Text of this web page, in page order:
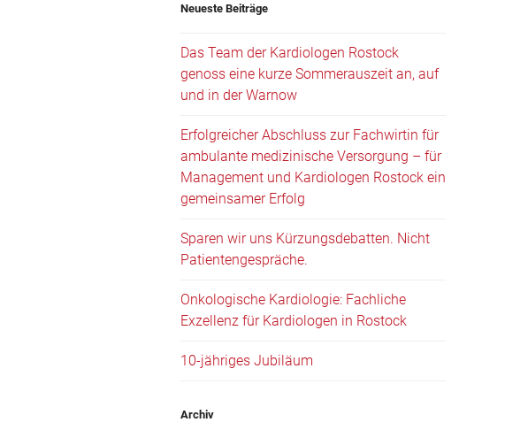
Neueste Beiträge
Das Team der Kardiologen Rostock
genoss eine kurze Sommerauszeit an, auf
und in der Warnow
Erfolgreicher Abschluss zur Fachwirtin für
ambulante medizinische Versorgung – für
Management und Kardiologen Rostock ein
gemeinsamer Erfolg
Sparen wir uns Kürzungsdebatten. Nicht
Patientengespräche.
Onkologische Kardiologie: Fachliche
Exzellenz für Kardiologen in Rostock
10-jähriges Jubiläum
Archiv